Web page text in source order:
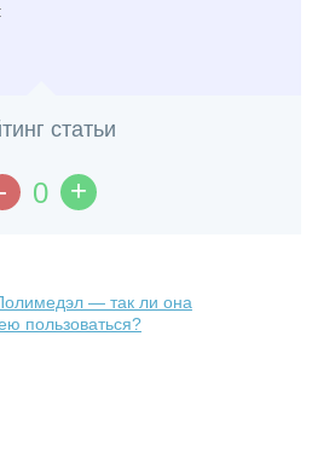
статьи
- 0 +
— так ли она
пользоваться?